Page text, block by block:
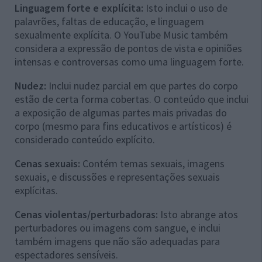
Linguagem forte e explícita: Isto inclui o uso de
palavrões, faltas de educação, e linguagem
sexualmente explícita. O YouTube Music também
considera a expressão de pontos de vista e opiniões
intensas e controversas como uma linguagem forte.
Nudez: Inclui nudez parcial em que partes do corpo
estão de certa forma cobertas. O conteúdo que inclui
a exposição de algumas partes mais privadas do
corpo (mesmo para fins educativos e artísticos) é
considerado conteúdo explícito.
Cenas sexuais: Contém temas sexuais, imagens
sexuais, e discussões e representações sexuais
explícitas.
Cenas violentas/perturbadoras: Isto abrange atos
perturbadores ou imagens com sangue, e inclui
também imagens que não são adequadas para
espectadores sensíveis.